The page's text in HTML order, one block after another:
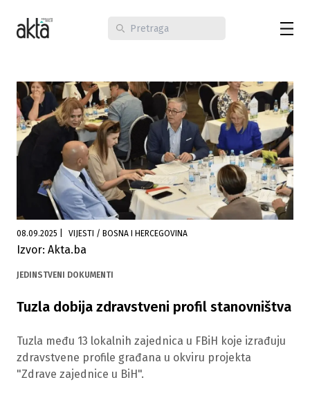
08.09.2025 VIJESTI / BOSNA I HERCEGOVINA
Izvor: Akta.ba
JEDINSTVENI DOKUMENTI
Tuzla dobija zdravstveni profil stanovništva
Tuzla među 13 lokalnih zajednica u FBiH koje izrađuju
zdravstvene profile građana u okviru projekta
"Zdrave zajednice u BiH".